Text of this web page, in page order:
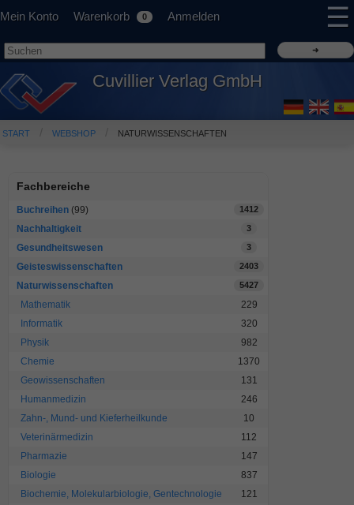
Mein Konto Warenkorb 0 Anmelden ☰
Cuvillier Verlag GmbH
START WEBSHOP NATURWISSENSCHAFTEN
Fachbereiche
Buchreihen (99) 1412
Nachhaltigkeit 3
Gesundheitswesen 3
Geisteswissenschaften 2403
Naturwissenschaften 5427
Mathematik
229
Informatik
320
Physik
982
Chemie
1370
Geowissenschaften
131
Humanmedizin
246
Zahn-, Mund- und Kieferheilkunde
10
Veterinärmedizin
112
Pharmazie
147
Biologie
837
Biochemie, Molekularbiologie, Gentechnologie
121